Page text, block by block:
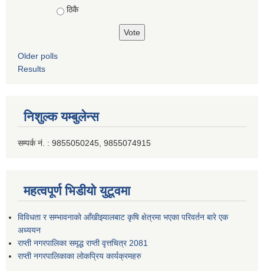
ठिकै
Older polls
Results
निशुल्क यम्बुलेन्स
सम्पर्क नं. : 9855050245, 9855074915
महत्वपूर्ण भिडीयो युटूवमा
विविधता र सम्भावनाको आँखीझ्यालबाट कृषि क्षेत्रमा भएका परिवर्तन बारे एक
अध्ययन
राप्ती नगरपालिका समृद्ध राप्ती वृत्तचित्र 2081
राप्ती नगरपालिकाका लोकप्रिय कार्यक्रमहरु